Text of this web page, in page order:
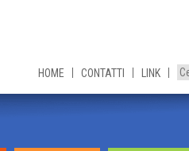
HOME CONTATTI LINK